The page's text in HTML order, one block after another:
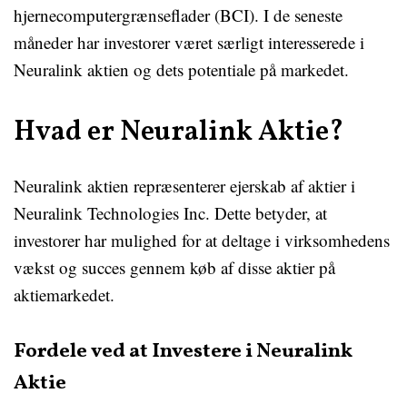
hjernecomputergrænseflader (BCI). I de seneste
måneder har investorer været særligt interesserede i
Neuralink aktien og dets potentiale på markedet.
Hvad er Neuralink Aktie?
Neuralink aktien repræsenterer ejerskab af aktier i
Neuralink Technologies Inc. Dette betyder, at
investorer har mulighed for at deltage i virksomhedens
vækst og succes gennem køb af disse aktier på
aktiemarkedet.
Fordele ved at Investere i Neuralink
Aktie